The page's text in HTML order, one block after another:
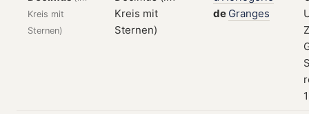
Kreis mit
Sternen)
de Granges